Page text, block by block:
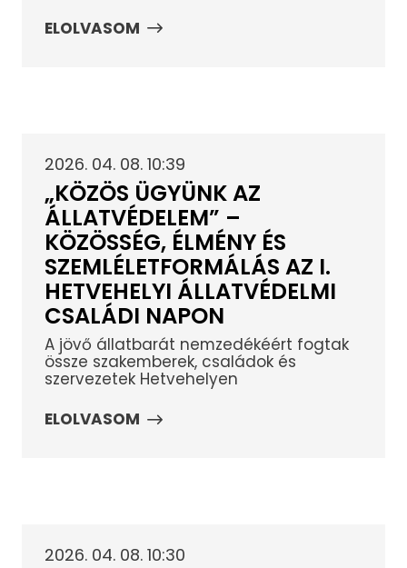
ELOLVASOM
2026. 04. 08. 10:39
„KÖZÖS ÜGYÜNK AZ
ÁLLATVÉDELEM” –
KÖZÖSSÉG, ÉLMÉNY ÉS
SZEMLÉLETFORMÁLÁS AZ I.
HETVEHELYI ÁLLATVÉDELMI
CSALÁDI NAPON
A jövő állatbarát nemzedékéért fogtak
össze szakemberek, családok és
szervezetek Hetvehelyen
ELOLVASOM
2026. 04. 08. 10:30